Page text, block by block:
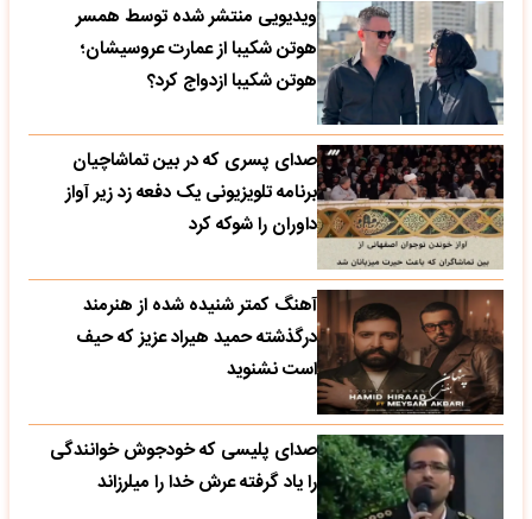
ویدیویی منتشر شده توسط همسر
هوتن شکیبا از عمارت عروسیشان؛
هوتن شکیبا ازدواج کرد؟
صدای پسری که در بین تماشاچیان
برنامه تلویزیونی یک دفعه زد زیر آواز
داوران را شوکه کرد
آهنگ کمتر شنیده شده از هنرمند
درگذشته حمید هیراد عزیز که حیف
است نشنوید
صدای پلیسی که خودجوش خوانندگی
را یاد گرفته عرش خدا را میلرزاند